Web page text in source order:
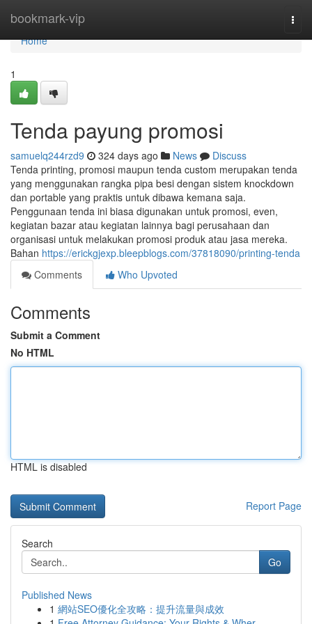
bookmark-vip
Home
Home
1
Tenda payung promosi
samuelq244rzd9 324 days ago News
Discuss
Tenda printing, promosi maupun tenda custom merupakan tenda
yang menggunakan rangka pipa besi dengan sistem knockdown
dan portable yang praktis untuk dibawa kemana saja.
Penggunaan tenda ini biasa digunakan untuk promosi, even,
kegiatan bazar atau kegiatan lainnya bagi perusahaan dan
organisasi untuk melakukan promosi produk atau jasa mereka.
Bahan https://erickgjexp.bleepblogs.com/37818090/printing-tenda
Comments
Who Upvoted
Comments
Submit a Comment
No HTML
HTML is disabled
Report Page
Search
Go
Published News
1 網站SEO優化全攻略：提升流量與成效